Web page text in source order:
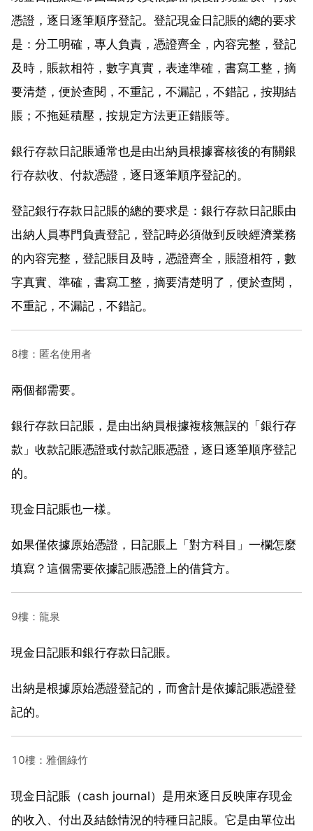
憑證，逐日逐筆順序登記。登記現金日記賬的總的要求
是：分工明確，專人負責，憑證齊全，內容完整，登記
及時，賬款相符，數字真實，表達準確，書寫工整，摘
要清楚，便於查閱，不重記，不漏記，不錯記，按期結
賬；不拖延積壓，按規定方法更正錯賬等。
銀行存款日記賬通常也是由出納員根據審核後的有關銀
行存款收、付款憑證，逐日逐筆順序登記的。
登記銀行存款日記賬的總的要求是：銀行存款日記賬由
出納人員專門負責登記，登記時必須做到反映經濟業務
的內容完整，登記賬目及時，憑證齊全，賬證相符，數
字真實、準確，書寫工整，摘要清楚明了，便於查閱，
不重記，不漏記，不錯記。
8樓：匿名使用者
兩個都需要。
銀行存款日記賬，是由出納員根據複核無誤的「銀行存
款」收款記賬憑證或付款記賬憑證，逐日逐筆順序登記
的。
現金日記賬也一樣。
如果僅依據原始憑證，日記賬上「對方科目」一欄怎麼
填寫？這個需要依據記賬憑證上的借貸方。
9樓：龍泉
現金日記賬和銀行存款日記賬。
出納是根據原始憑證登記的，而會計是依據記賬憑證登
記的。
10樓：雅個綠竹
現金日記賬（cash journal）是用來逐日反映庫存現金
的收入、付出及結餘情況的特種日記賬。它是由單位出